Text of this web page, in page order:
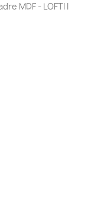
MDF - LOFTI I